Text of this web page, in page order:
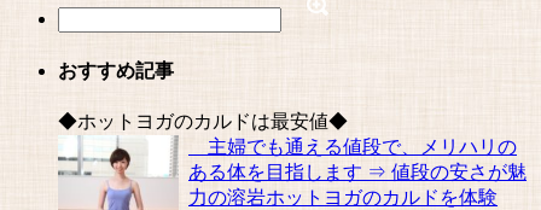
おすすめ記事
◆ホットヨガのカルドは最安値◆
主婦でも通える値段で、メリハリの
ある体を目指します ⇒ 値段の安さが魅
力の溶岩ホットヨガのカルドを体験